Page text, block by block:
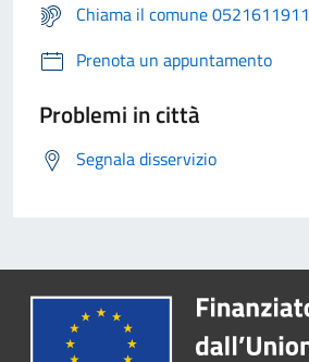
Chiama il comune 0521611911
Prenota un appuntamento
Problemi in città
Segnala disservizio